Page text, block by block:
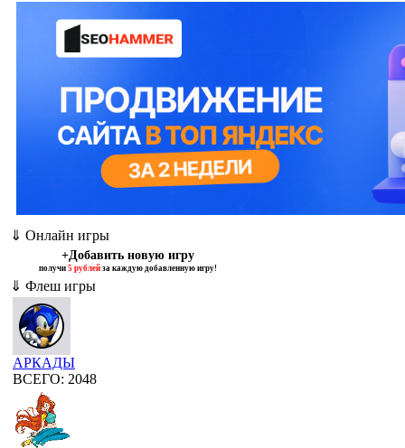
⇓ Онлайн игры
+Добавить новую игру
получи 5 рублейза каждую добавленную игру!
⇓ Флеш игры
АРКАДЫ
ВСЕГО: 2048